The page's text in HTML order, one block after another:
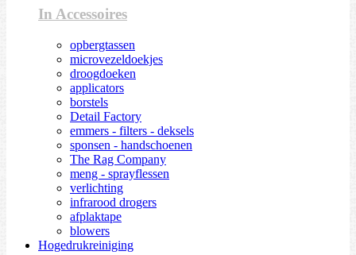
In Accessoires
opbergtassen
microvezeldoekjes
droogdoeken
applicators
borstels
Detail Factory
emmers - filters - deksels
sponsen - handschoenen
The Rag Company
meng - sprayflessen
verlichting
infrarood drogers
afplaktape
blowers
Hogedrukreiniging